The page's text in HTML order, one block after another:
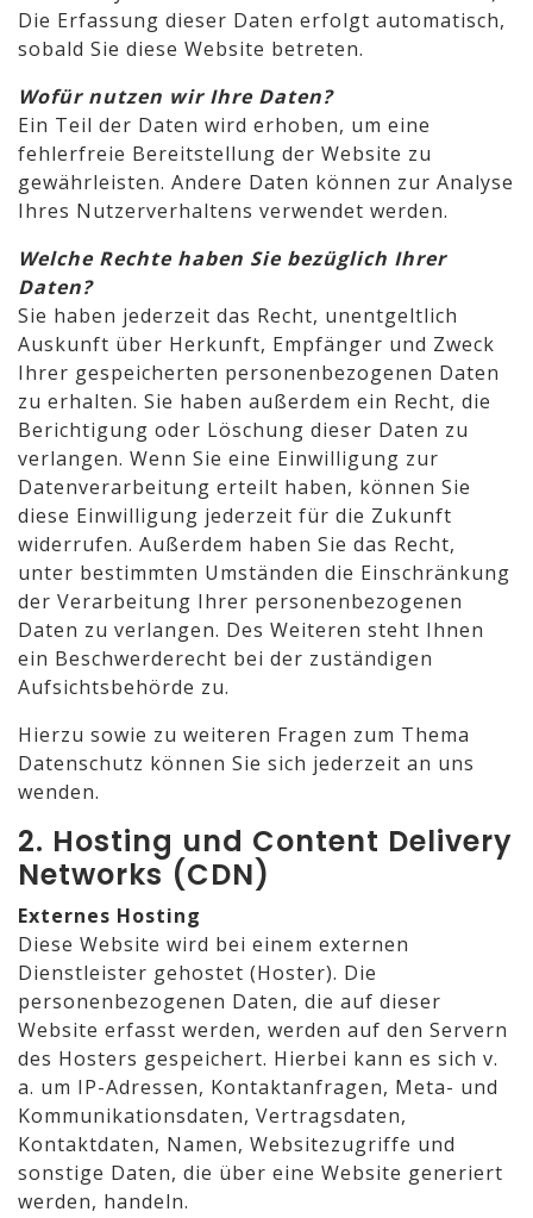
Die Erfassung dieser Daten erfolgt automatisch,
sobald Sie diese Website betreten.
Wofür nutzen wir Ihre Daten?
Ein Teil der Daten wird erhoben, um eine
fehlerfreie Bereitstellung der Website zu
gewährleisten. Andere Daten können zur Analyse
Ihres Nutzerverhaltens verwendet werden.
Welche Rechte haben Sie bezüglich Ihrer
Daten?
Sie haben jederzeit das Recht, unentgeltlich
Auskunft über Herkunft, Empfänger und Zweck
Ihrer gespeicherten personenbezogenen Daten
zu erhalten. Sie haben außerdem ein Recht, die
Berichtigung oder Löschung dieser Daten zu
verlangen. Wenn Sie eine Einwilligung zur
Datenverarbeitung erteilt haben, können Sie
diese Einwilligung jederzeit für die Zukunft
widerrufen. Außerdem haben Sie das Recht,
unter bestimmten Umständen die Einschränkung
der Verarbeitung Ihrer personenbezogenen
Daten zu verlangen. Des Weiteren steht Ihnen
ein Beschwerderecht bei der zuständigen
Aufsichtsbehörde zu.
Hierzu sowie zu weiteren Fragen zum Thema
Datenschutz können Sie sich jederzeit an uns
wenden.
2. Hosting und Content Delivery
Networks (CDN)
Externes Hosting
Diese Website wird bei einem externen
Dienstleister gehostet (Hoster). Die
personenbezogenen Daten, die auf dieser
Website erfasst werden, werden auf den Servern
des Hosters gespeichert. Hierbei kann es sich v.
a. um IP-Adressen, Kontaktanfragen, Meta- und
Kommunikationsdaten, Vertragsdaten,
Kontaktdaten, Namen, Websitezugriffe und
sonstige Daten, die über eine Website generiert
werden, handeln.